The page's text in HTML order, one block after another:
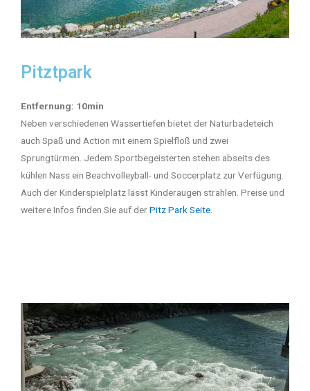
Pitztpark
Entfernung: 10min
Neben verschiedenen Wassertiefen bietet der Naturbadeteich
auch Spaß und Action mit einem Spielfloß und zwei
Sprungtürmen. Jedem Sportbegeisterten stehen abseits des
kühlen Nass ein Beachvolleyball- und Soccerplatz zur Verfügung.
Auch der Kinderspielplatz lässt Kinderaugen strahlen. Preise und
weitere Infos finden Sie auf derPitz Park Seite.